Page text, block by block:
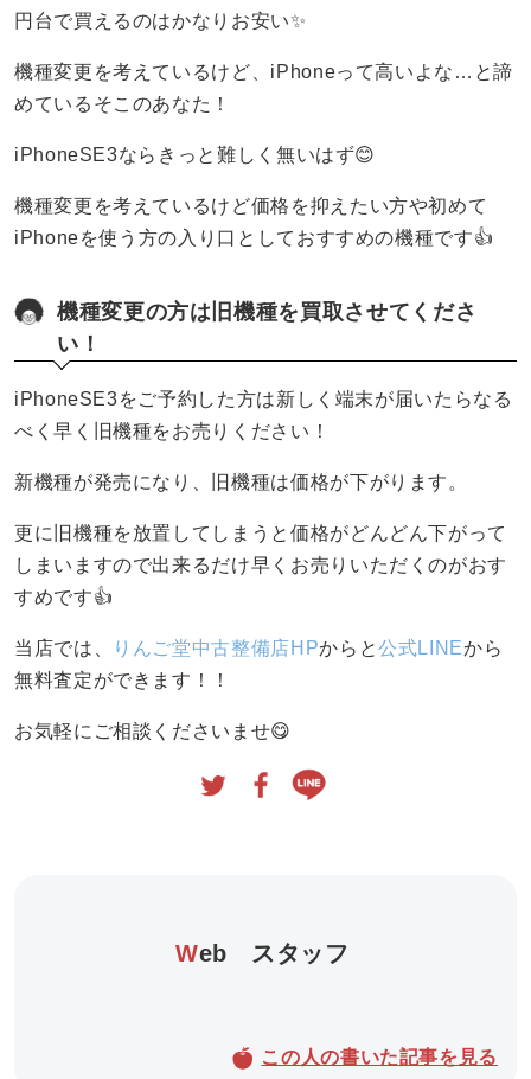
円台で買えるのはかなりお安い✨
機種変更を考えているけど、iPhoneって高いよな…と諦
めているそこのあなた！
iPhoneSE3ならきっと難しく無いはず😊
機種変更を考えているけど価格を抑えたい方や初めて
iPhoneを使う方の入り口としておすすめの機種です👍
機種変更の方は旧機種を買取させてくださ
い！
iPhoneSE3をご予約した方は新しく端末が届いたらなる
べく早く旧機種をお売りください！
新機種が発売になり、旧機種は価格が下がります。
更に旧機種を放置してしまうと価格がどんどん下がって
しまいますので出来るだけ早くお売りいただくのがおす
すめです👍
当店では、 りんご堂中古整備店HPからと公式LINEから
無料査定ができます！！
お気軽にご相談くださいませ😋
Web スタッフ
この人の書いた記事を見る